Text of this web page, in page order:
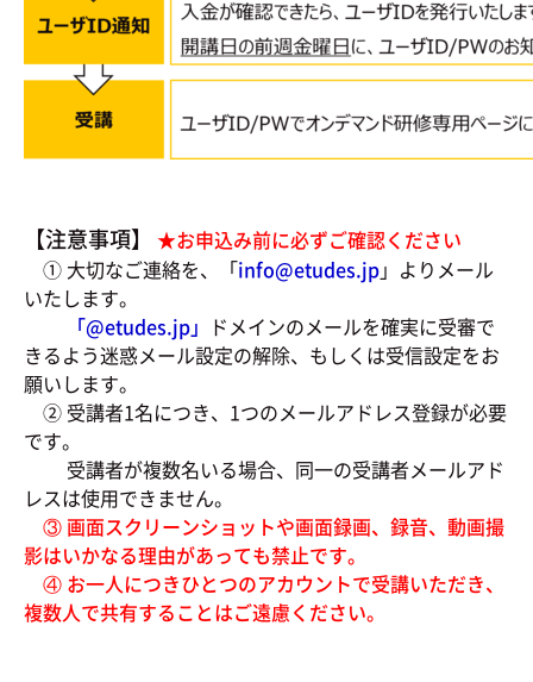
【注意事項】
★お申込み前に必ずご確認ください
① 大切なご連絡を、「info@etudes.jp」よりメール
いたします。
「@etudes.jp」 ドメインのメールを確実に受審で
きるよう迷惑メール設定の解除、もしくは受信設定をお
願いします。
② 受講者1名につき、1つのメールアドレス登録が必要
です。
受講者が複数名いる場合、同一の受講者メールアド
レスは使用できません。
③ 画面スクリーンショットや画面録画、録音、動画撮
影はいかなる理由があっても禁止です。
④ お一人につきひとつのアカウントで受講いただき、
複数人で共有することはご遠慮ください。